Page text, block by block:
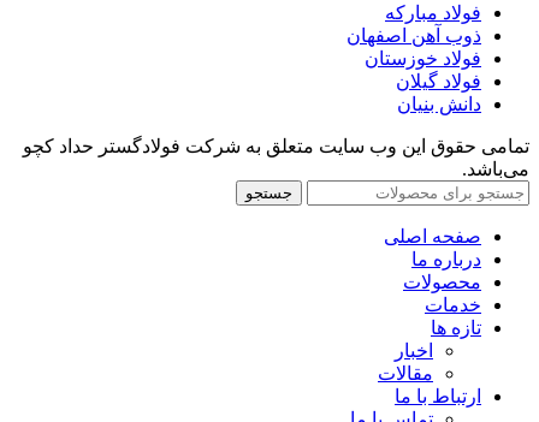
فولاد مبارکه
ذوب آهن اصفهان
فولاد خوزستان
فولاد گیلان
دانش بنیان
تمامی حقوق این وب سایت متعلق به شرکت فولادگستر حداد کچو
می‌باشد.
جستجو
صفحه اصلی
درباره ما
محصولات
خدمات
تازه ها
اخبار
مقالات
ارتباط با ما